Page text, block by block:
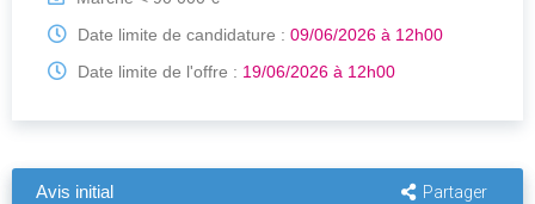
Date limite de candidature : 09/06/2026 à 12h00
Date limite de l'offre : 19/06/2026 à 12h00
Avis initial Partager